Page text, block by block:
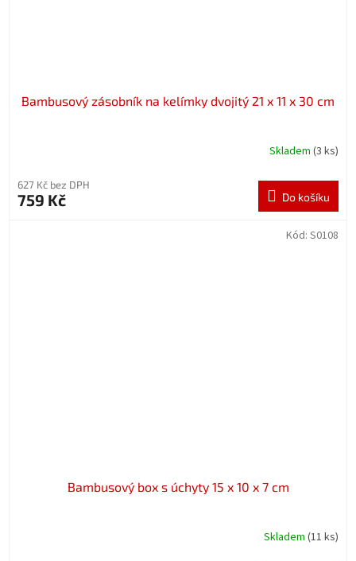
Bambusový zásobník na kelímky dvojitý 21 x 11 x 30 cm
Skladem (3 ks)
627 Kč bez DPH
759 Kč Do košíku
Bambusový box s úchyty 15 x 10 x 7 cm
Skladem (11 ks)
Kód: S0108